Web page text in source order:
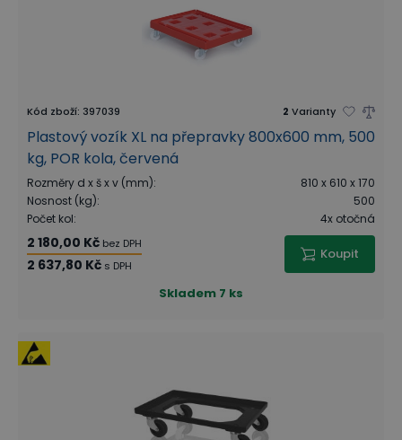
Kód zboží: 397039 2 Varianty
Plastový vozík XL na přepravky 800x600 mm, 500
kg, POR kola, červená
Rozměry d x š x v (mm):
810 x 610 x 170
Nosnost (kg):
500
Počet kol: 4x otočná
2 180,00 Kč bez DPH
2 637,80 Kč s DPH
Koupit
Skladem 7 ks